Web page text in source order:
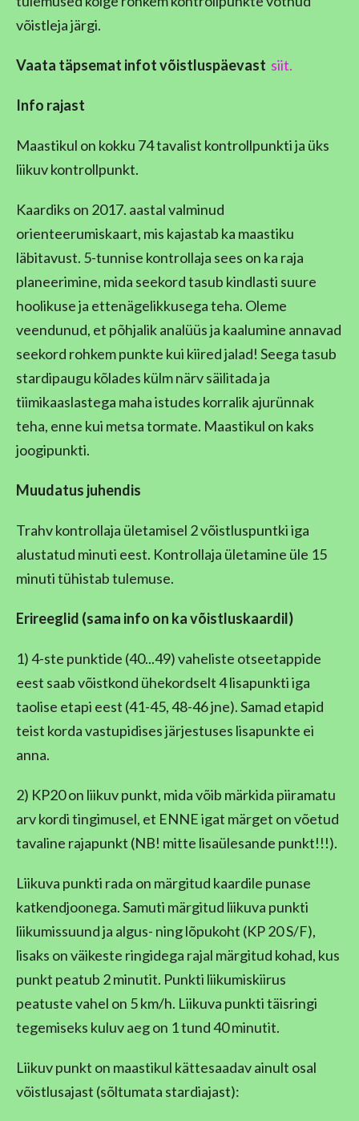
võistleja järgi.
Vaata täpsemat infot võistluspäevast siit.
Info rajast
Maastikul on kokku 74 tavalist kontrollpunkti ja üks
liikuv kontrollpunkt.
Kaardiks on 2017. aastal valminud
orienteerumiskaart, mis kajastab ka maastiku
läbitavust. 5-tunnise kontrollaja sees on ka raja
planeerimine, mida seekord tasub kindlasti suure
hoolikuse ja ettenägelikkusega teha. Oleme
veendunud, et põhjalik analüüs ja kaalumine annavad
seekord rohkem punkte kui kiired jalad! Seega tasub
stardipaugu kõlades külm närv säilitada ja
tiimikaaslastega maha istudes korralik ajurünnak
teha, enne kui metsa tormate. Maastikul on kaks
joogipunkti.
Muudatus juhendis
Trahv kontrollaja ületamisel 2 võistluspuntki iga
alustatud minuti eest. Kontrollaja ületamine üle 15
minuti tühistab tulemuse.
Erireeglid (sama info on ka võistluskaardil)
1) 4-ste punktide (40...49) vaheliste otseetappide
eest saab võistkond ühekordselt 4 lisapunkti iga
taolise etapi eest (41-45, 48-46 jne). Samad etapid
teist korda vastupidises järjestuses lisapunkte ei
anna.
2) KP20 on liikuv punkt, mida võib märkida piiramatu
arv kordi tingimusel, et ENNE igat märget on võetud
tavaline rajapunkt (NB! mitte lisaülesande punkt!!!).
Liikuva punkti rada on märgitud kaardile punase
katkendjoonega. Samuti märgitud liikuva punkti
liikumissuund ja algus- ning lõpukoht (KP 20 S/F),
lisaks on väikeste ringidega rajal märgitud kohad, kus
punkt peatub 2 minutit. Punkti liikumiskiirus
peatuste vahel on 5 km/h. Liikuva punkti täisringi
tegemiseks kuluv aeg on 1 tund 40 minutit.
Liikuv punkt on maastikul kättesaadav ainult osal
võistlusajast (sõltumata stardiajast):